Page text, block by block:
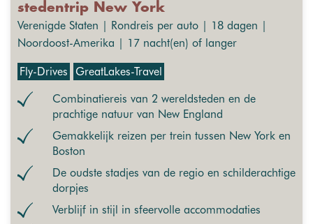
stedentrip New York
Verenigde Staten | Rondreis per auto | 18 dagen |
Noordoost-Amerika | 17 nacht(en) of langer
Fly-Drives GreatLakes-Travel
Combinatiereis van 2 wereldsteden en de
prachtige natuur van New England
Gemakkelijk reizen per trein tussen New York en
Boston
De oudste stadjes van de regio en schilderachtige
dorpjes
Verblijf in stijl in sfeervolle accommodaties